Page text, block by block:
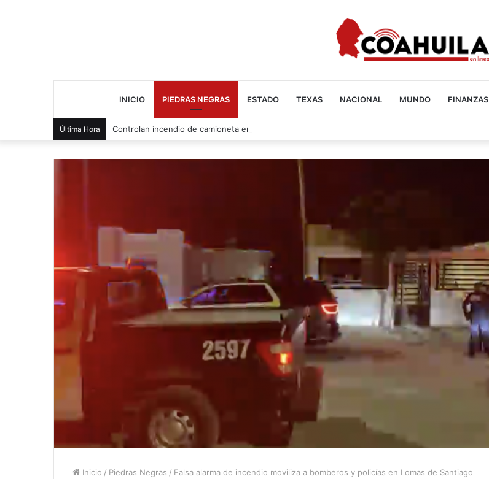
INICIO PIEDRAS NEGRAS ESTADO TEXAS NACIONAL MUNDO FINANZAS
Última Hora Controlan incendio de camioneta en Zaragoza
Inicio / Piedras Negras / Falsa alarma de incendio moviliza a bomberos y policías en Lomas de Santiago